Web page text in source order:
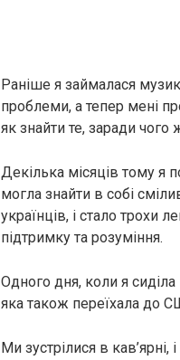
Раніше я займалася
проблеми, а тепер мені
як знайти те, заради чого
Декілька місяців тому я
могла знайти в собі
українців, і стало трохи
підтримку та розуміння.
Одного дня, коли я
яка також переїхала до
Ми зустрілися в